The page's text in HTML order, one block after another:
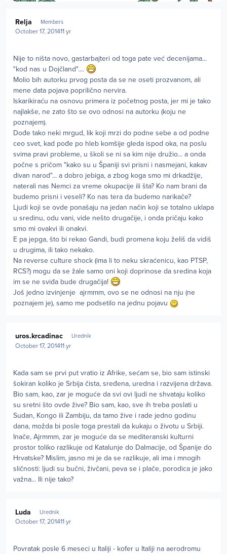
Relja Members
October 17, 201411 yr
Nije to ništa novo, gastarbajteri od toga pate već decenijama...
"kod nas u Dojčland"....
Molio bih autorku prvog posta da se ne oseti prozvanom, ali
mene data pojava poprilično nervira.
Iskarikiraću na osnovu primera iz početnog posta, jer mi je tako
najlakše, ne zato što se ovo odnosi na autorku (koju ne
poznajem).
Dođe tako neki mrgud, lik koji mrzi do podne sebe a od podne
ceo svet, kad pođe po hleb komšije gleda ispod oka, na poslu
svima pravi probleme, u školi se ni sa kim nije družio... a onda
počne s pričom "kako su u Španiji svi prisni i nasmejani, kakav
divan narod"... a dobro jebiga, a zbog koga smo mi drkadžije,
naterali nas Nemci za vreme okupacije ili šta? Ko nam brani da
budemo prisni i veseli? Ko nas tera da budemo narikače?
Ljudi koji se ovde ponašaju na jedan način koji se totalno uklapa
u sredinu, odu vani, vide nešto drugačije, i onda pričaju kako
smo mi ovakvi ili onakvi.
E pa jepga, što bi rekao Gandi, budi promena koju želiš da vidiš
u drugima, ili tako nekako.
Na reverse culture shock (ima li to neku skraćenicu, kao PTSP,
RCS?) mogu da se žale samo oni koji doprinose da sredina koja
im se ne sviđa bude drugačija!
Još jedno izvinjenje ajrmmm, ovo se ne odnosi na nju (ne
poznajem je), samo me podsetilo na jednu pojavu
uros.krcadinac Urednik
October 17, 201411 yr
Kada sam se prvi put vratio iz Afrike, sećam se, bio sam istinski
šokiran koliko je Srbija čista, sređena, uredna i razvijena država.
Bio sam, kao, zar je moguće da svi ovi ljudi ne shvataju koliko
su sretni što ovde žive? Bio sam, kao, sve ih treba poslati u
Sudan, Kongo ili Zambiju, da tamo žive i rade jedno godinu
dana, možda bi posle toga prestali da kukaju o životu u Srbiji.
Inače, Ajrmmm, zar je moguće da se mediteranski kulturni
prostor toliko razlikuje od Katalunje do Dalmacije, od Španije do
Hrvatske? Mislim, jasno mi je da se razlikuje, ali ima i mnogih
sličnosti: ljudi su bučni, živčani, peva se i plače, porodica je jako
važna... Ili nije tako?
Luda Urednik
October 17, 201411 yr
Povratak posle 6 meseci u Italiji - kofer u Italiji na aerodromu